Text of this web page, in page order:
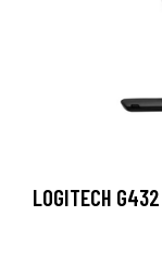
LOGITECH G432